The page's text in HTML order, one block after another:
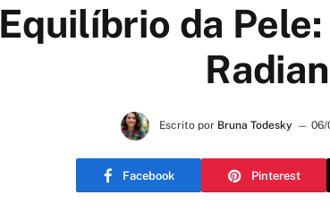
Equilíbrio da
Escrito por Bruna Todesky 06/
Facebook Pinterest